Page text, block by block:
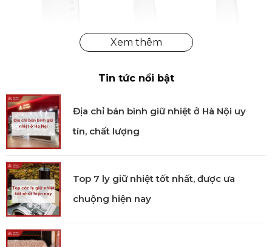
Tin tức nổi bật
Địa chỉ bán bình giữ nhiệt ở Hà Nội uy
tín, chất lượng
Top 7 ly giữ nhiệt tốt nhất, được ưa
chuộng hiện nay